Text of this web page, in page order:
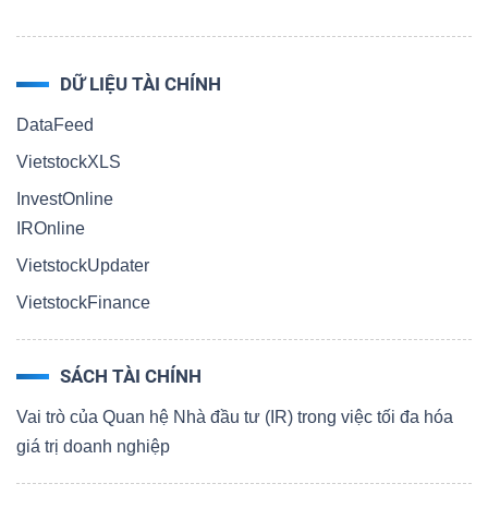
DỮ LIỆU TÀI CHÍNH
DataFeed
VietstockXLS
InvestOnline
IROnline
VietstockUpdater
VietstockFinance
SÁCH TÀI CHÍNH
Vai trò của Quan hệ Nhà đầu tư (IR) trong việc tối đa hóa
giá trị doanh nghiệp